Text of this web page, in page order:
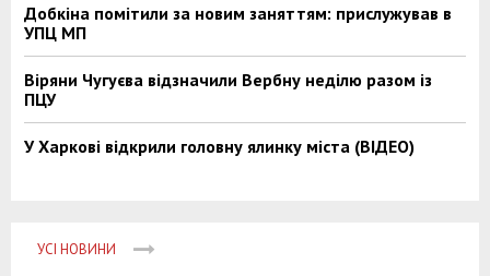
Добкіна помітили за новим заняттям: прислужував в
УПЦ МП
Віряни Чугуєва відзначили Вербну неділю разом із
ПЦУ
У Харкові відкрили головну ялинку міста (ВІДЕО)
УСІ НОВИНИ